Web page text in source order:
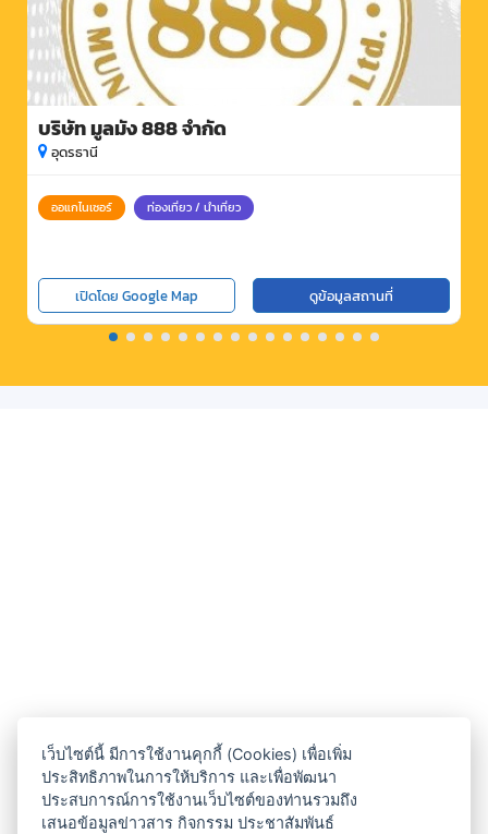
บริษัท มูลมัง 888 จำกัด
อุดรธานี
ออแกไนเซอร์ ท่องเที่ยว / นำเที่ยว
เปิดโดย Google Map ดูข้อมูลสถานที่
เว็บไซต์นี้ มีการใช้งานคุกกี้ (Cookies) เพื่อเพิ่ม
ประสิทธิภาพในการให้บริการ และเพื่อพัฒนา
ประสบการณ์การใช้งานเว็บไซต์ของท่านรวมถึง
เสนอข้อมูลข่าวสาร กิจกรรม ประชาสัมพันธ์